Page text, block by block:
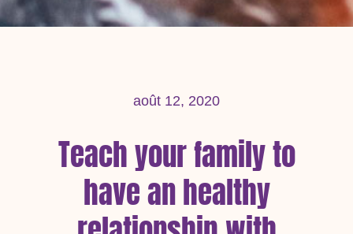
août 12, 2020
Teach your family to
have an healthy